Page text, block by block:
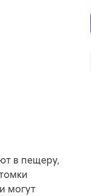
в пещеру,
могут